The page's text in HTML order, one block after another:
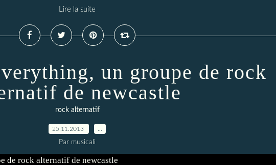
Lire la suite
un groupe de rock
de newcastle
rock alternatif
25.11.2013
Par musicali